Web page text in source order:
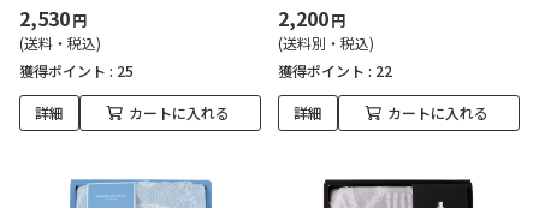
2,530円
(送料・税込)
獲得ポイント : 25
詳細 カートに入れる
2,200円
(送料別・税込)
獲得ポイント : 22
詳細 カートに入れる